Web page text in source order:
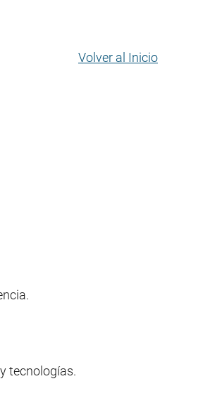
Volver al Inicio
tecnologías.